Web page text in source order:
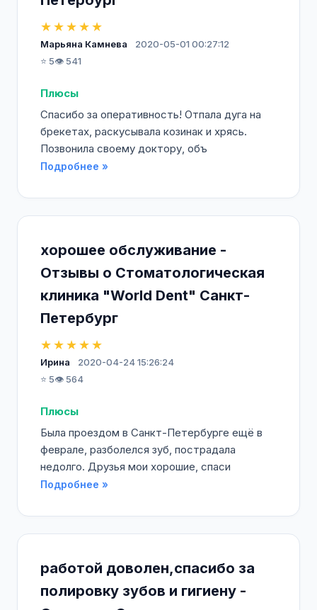
★★★★★
Марьяна Камнева
2020-05-01 00:27:12
⭐ 5👁️ 541
Плюсы
Спасибо за оперативность! Отпала дуга на
брекетах, раскусывала козинак и хрясь.
Позвонила своему доктору, объ
Подробнее »
хорошее обслуживание -
Отзывы о Стоматологическая
клиника "World Dent" Санкт-
Петербург
★★★★★
Ирина
2020-04-24 15:26:24
⭐ 5👁️ 564
Плюсы
Была проездом в Санкт-Петербурге ещё в
феврале, разболелся зуб, пострадала
недолго. Друзья мои хорошие, спаси
Подробнее »
работой доволен,спасибо за
полировку зубов и гигиену -